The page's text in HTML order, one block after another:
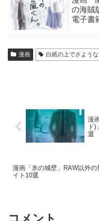
の海賊
電子書
漫画 白紙の上でさような
漫
ド
選
漫画「氷の城壁」RAW以外の
イト10選
コメント